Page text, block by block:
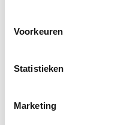
Voorkeuren
Statistieken
Marketing
bovenstaand e-mailadres.